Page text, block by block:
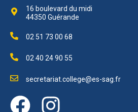
16 boulevard du midi
44350 Guérande
02 51 73 00 68
02 40 24 90 55
secretariat.college@es-sag.fr